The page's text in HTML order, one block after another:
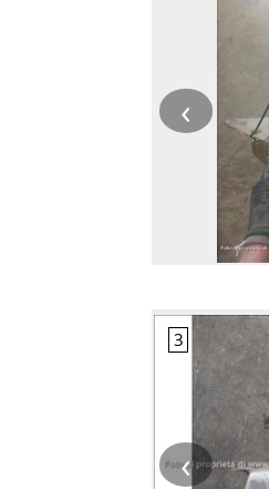
‹
‹